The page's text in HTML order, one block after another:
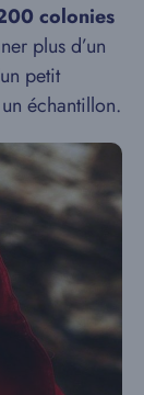
colonies
plus d’un
petit
échantillon.